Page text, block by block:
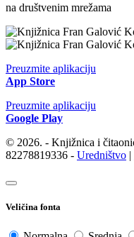
na društvenim mrežama
Preuzmite aplikaciju
App Store
Preuzmite aplikaciju
Google Play
© 2026. - Knjižnica i
82278819336 - Uredništvo |
Veličina fonta